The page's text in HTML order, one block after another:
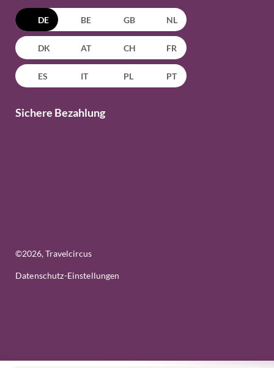
DE BE GB NL
DK AT CH FR
ES IT PL PT
Sichere Bezahlung
©2026, Travelcircus
Datenschutz-Einstellungen